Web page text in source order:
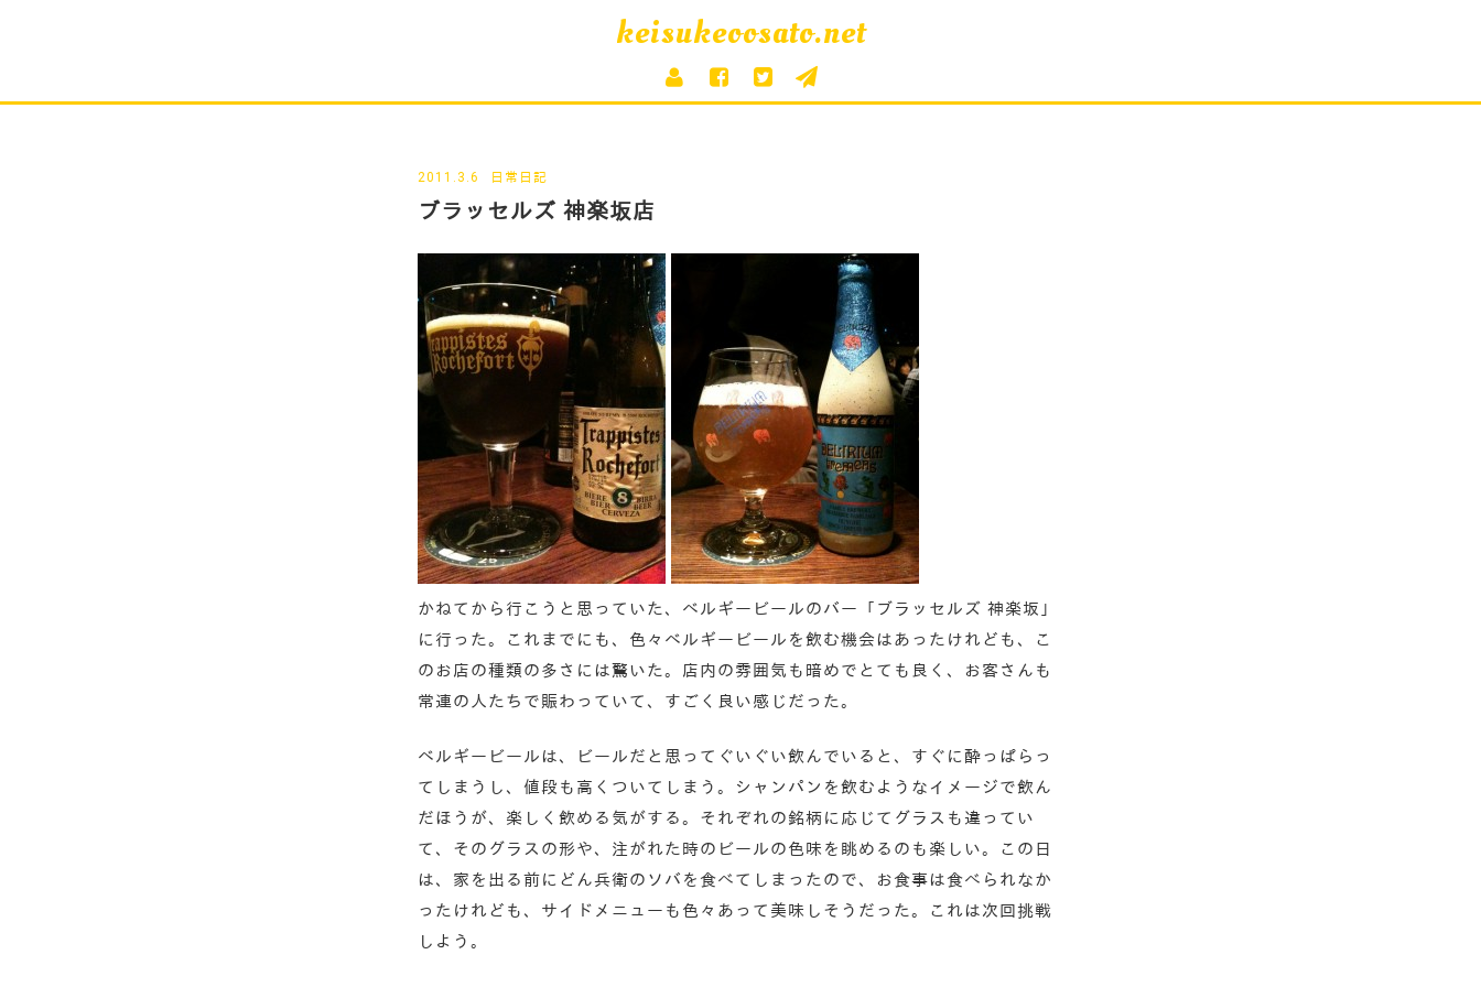
keisukeoosato.net
2011.3.6 日常日記
ブラッセルズ 神楽坂店
かねてから行こうと思っていた、ベルギービールのバー「ブラッセルズ 神楽坂」
に行った。これまでにも、色々ベルギービールを飲む機会はあったけれども、こ
のお店の種類の多さには驚いた。店内の雰囲気も暗めでとても良く、お客さんも
常連の人たちで賑わっていて、すごく良い感じだった。
ベルギービールは、ビールだと思ってぐいぐい飲んでいると、すぐに酔っぱらっ
てしまうし、値段も高くついてしまう。シャンパンを飲むようなイメージで飲ん
だほうが、楽しく飲める気がする。それぞれの銘柄に応じてグラスも違ってい
て、そのグラスの形や、注がれた時のビールの色味を眺めるのも楽しい。この日
は、家を出る前にどん兵衛のソバを食べてしまったので、お食事は食べられなか
ったけれども、サイドメニューも色々あって美味しそうだった。これは次回挑戦
しよう。